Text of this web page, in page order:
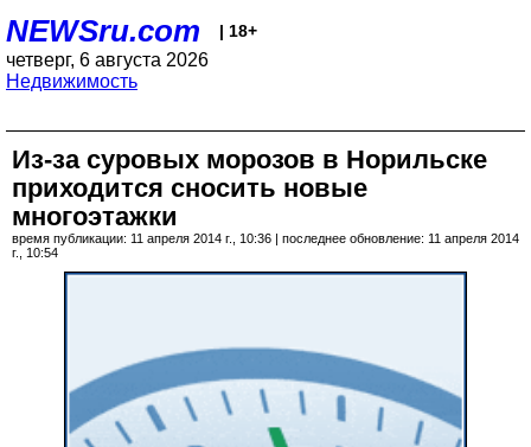
NEWSru.com | 18+
четверг, 6 августа 2026
Недвижимость
Из-за суровых морозов в Норильске
приходится сносить новые
многоэтажки
время публикации: 11 апреля 2014 г., 10:36 | последнее обновление: 11 апреля 2014
г., 10:54